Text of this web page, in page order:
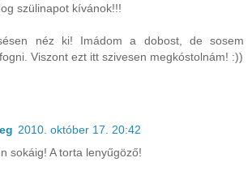
szülinapot kívánok!!!
néz ki! Imádom a dobost, de sosem
Viszont ezt itt szivesen megkóstolnám! :))
2010. október 17. 20:42
sokáig! A torta lenyűgöző!